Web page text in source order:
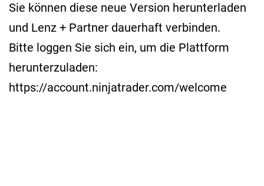
Sie können diese neue Version herunterladen
und Lenz + Partner dauerhaft verbinden.
Bitte loggen Sie sich ein, um die Plattform
herunterzuladen:
https://account.ninjatrader.com/welcome